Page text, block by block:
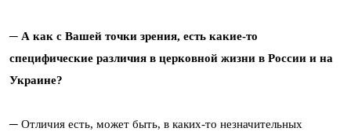
─ А как с Вашей точки зрения, есть какие-то
специфические различия в церковной жизни в России и на
Украине?
─ Отличия есть, может быть, в каких-то незначительных